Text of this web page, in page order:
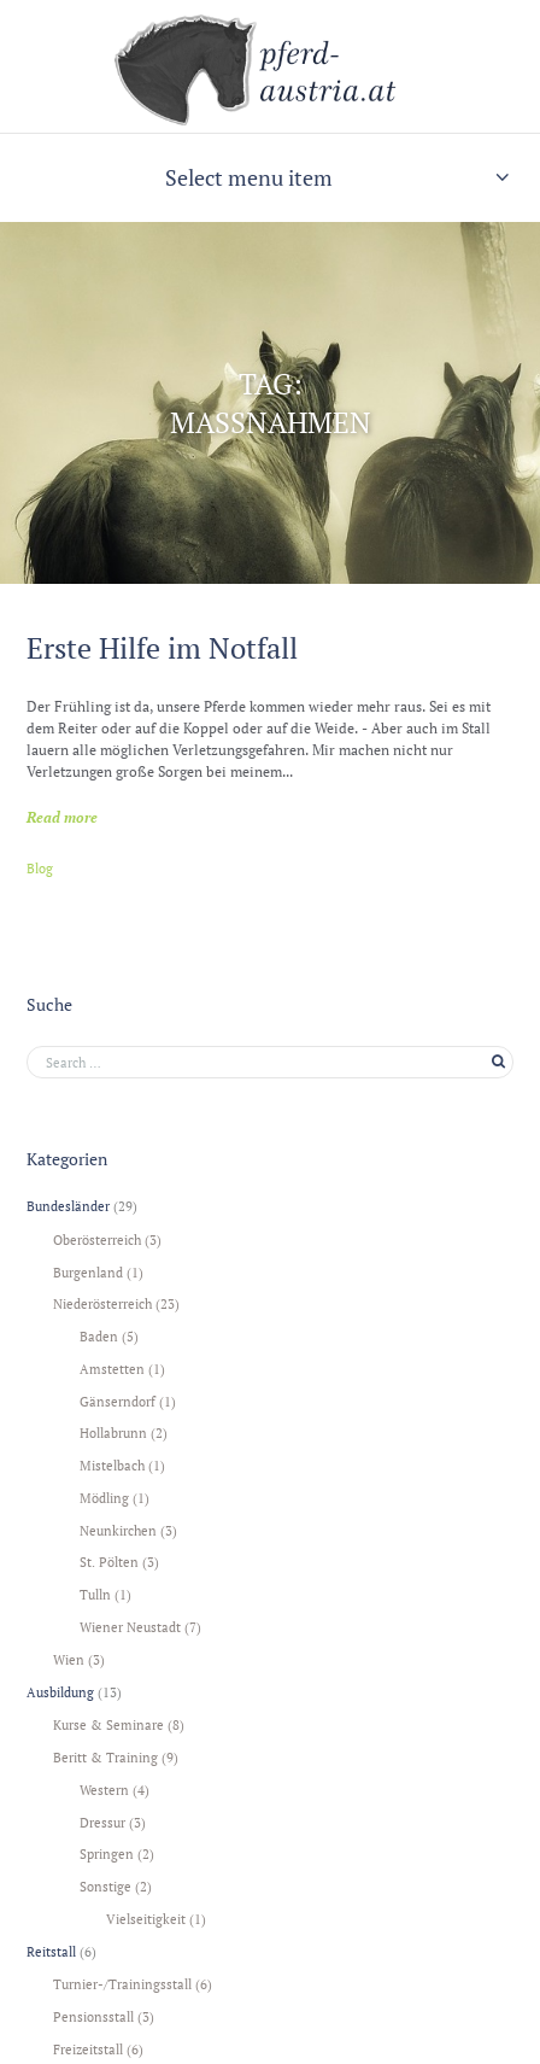
Select menu item
TAG:
MASSNAHMEN
Erste Hilfe im Notfall
Der Frühling ist da, unsere Pferde kommen wieder mehr raus. Sei es mit
dem Reiter oder auf die Koppel oder auf die Weide. - Aber auch im Stall
lauern alle möglichen Verletzungsgefahren. Mir machen nicht nur
Verletzungen große Sorgen bei meinem...
Read more
Blog
Suche
Kategorien
Bundesländer (29)
Oberösterreich (3)
Burgenland (1)
Niederösterreich (23)
Baden (5)
Amstetten (1)
Gänserndorf(1)
Hollabrunn (2)
Mistelbach (1)
Mödling (1)
Neunkirchen (3)
St. Pölten (3)
Tulln (1)
Wiener Neustadt (7)
Wien (3)
Ausbildung (13)
Kurse & Seminare (8)
Beritt & Training (9)
Western (4)
Dressur (3)
Springen (2)
Sonstige (2)
Vielseitigkeit(1)
Reitstall (6)
Turnier-/Trainingsstall (6)
Pensionsstall (3)
Freizeitstall (6)